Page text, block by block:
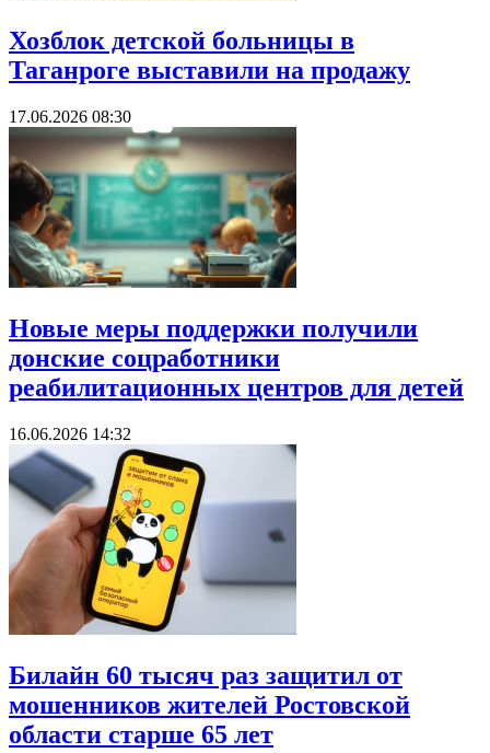
Хозблок детской больницы в
Таганроге выставили на продажу
17.06.2026 08:30
Новые меры поддержки получили
донские соцработники
реабилитационных центров для детей
16.06.2026 14:32
Билайн 60 тысяч раз защитил от
мошенников жителей Ростовской
области старше 65 лет